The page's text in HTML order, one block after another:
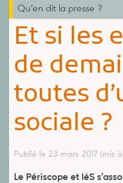
Et si les
de
toutes
sociale ?
Publié le 23 mars 2017 (mis
Le Périscope et IéS
Qu’en dit la presse ?